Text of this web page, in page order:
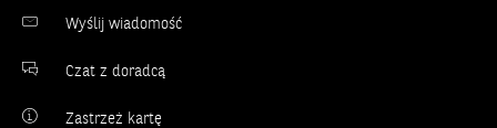
Wyślij wiadomość
Czat z doradcą
Zastrzeż kartę